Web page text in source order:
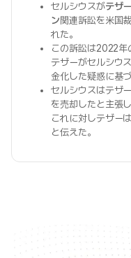
セルシウスがテザ
ン関連訴訟を米国
れた。
この訴訟は2022年
テザーがセルシウ
金化した疑惑に基
セルシウスはテザ
を売却したと主張し
これに対しテザー
と伝えた。